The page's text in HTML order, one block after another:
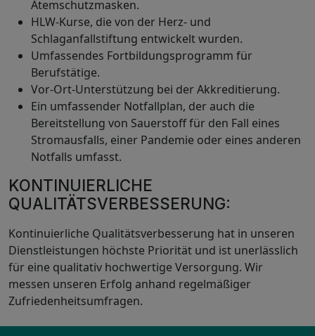
Atemschutzmasken.
HLW-Kurse, die von der Herz- und
Schlaganfallstiftung entwickelt wurden.
Umfassendes Fortbildungsprogramm für
Berufstätige.
Vor-Ort-Unterstützung bei der Akkreditierung.
Ein umfassender Notfallplan, der auch die
Bereitstellung von Sauerstoff für den Fall eines
Stromausfalls, einer Pandemie oder eines anderen
Notfalls umfasst.
KONTINUIERLICHE
QUALITÄTSVERBESSERUNG:
Kontinuierliche Qualitätsverbesserung hat in unseren
Dienstleistungen höchste Priorität und ist unerlässlich
für eine qualitativ hochwertige Versorgung. Wir
messen unseren Erfolg anhand regelmäßiger
Zufriedenheitsumfragen.